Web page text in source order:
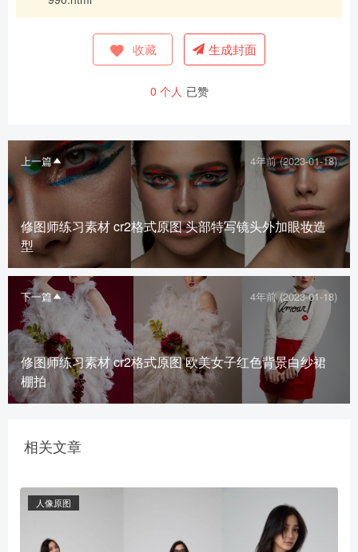
收藏 生成封面
0 个人 已赞
上一篇 4年前 (2023-01-18)
修图师练习素材 cr2格式原图 头部特写镜头外加眼妆造
型
下一篇 4年前 (2023-01-18)
修图师练习素材 cr2格式原图 欧美女子红色背景白纱裙
棚拍
相关文章
人像原图